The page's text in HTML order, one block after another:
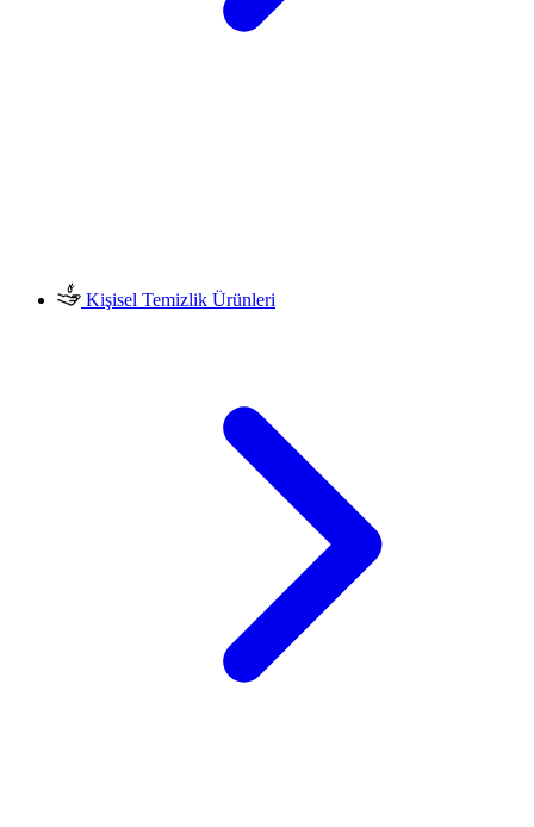
Kişisel Temizlik Ürünleri